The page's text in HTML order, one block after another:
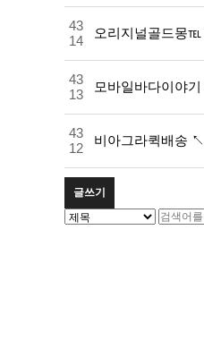
43
14
오리지널골드몽℡
43
13
모바일바다이야
43
12
비아그라퀵배송
글쓰기